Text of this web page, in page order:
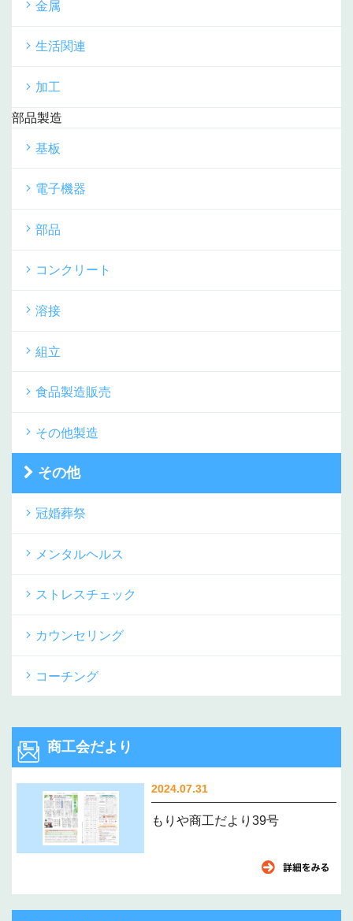
金属
生活関連
加工
部品製造
基板
電子機器
部品
コンクリート
溶接
組立
食品製造販売
その他製造
その他
冠婚葬祭
メンタルヘルス
ストレスチェック
カウンセリング
コーチング
商工会だより
2024.07.31
もりや商工だより39号